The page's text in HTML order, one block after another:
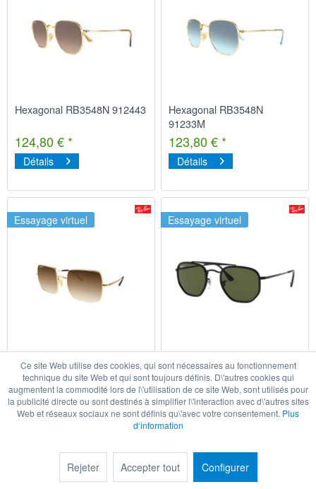
Hexagonal RB3548N 912443
124,80 € *
Détails
Hexagonal RB3548N
91233M
123,80 € *
Détails
Essayage virtuel
Square RB1971 914751
118,60 € *
Détails
Essayage virtuel
The Marshal II RB3648M
002/58
159,50 € *
Détails
Essayage virtuel Essayage virtuel
Ce site Web utilise des cookies, qui sont nécessaires au fonctionnement
technique du site Web et qui sont toujours définis. D\'autres cookies qui
augmentent la commodité lors de l\'utilisation de ce site Web, sont utilisés pour
la publicité directe ou sont destinés à simplifier l\'interaction avec d\'autres sites
Web et réseaux sociaux ne sont définis qu\'avec votre consentement. Plus
d‘information
Rejeter Accepter tout Configurer